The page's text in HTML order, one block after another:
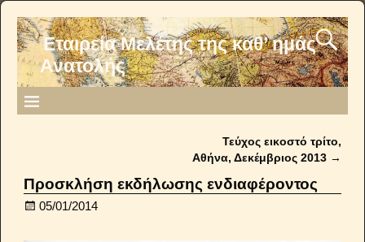
Εταιρεία Μελέτης της καθ’ ημάς
Ανατολής
Τεύχος εικοστό τρίτο,
Αθήνα, Δεκέμβριος 2013 →
Προσκλήση εκδήλωσης ενδιαφέροντος
05/01/2014